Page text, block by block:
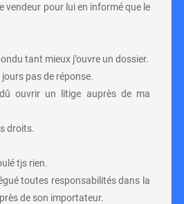
vendeur pour lui en informé que le
tant mieux j’ouvre un dossier.
pas de réponse.
ouvrir un litige auprès de ma
droits.
tjs rien.
toutes responsabilités dans la
de son importateur.